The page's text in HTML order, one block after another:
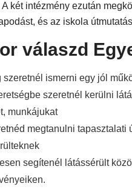
két intézmény ezután
és az iskola
válaszd
szeretnél ismerni egy jól
szeretnél kerülni
munkájukat
megtanulni
segítenél látássérült